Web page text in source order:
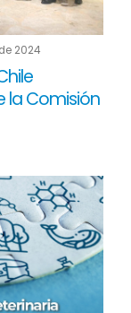
2024
la Comisión